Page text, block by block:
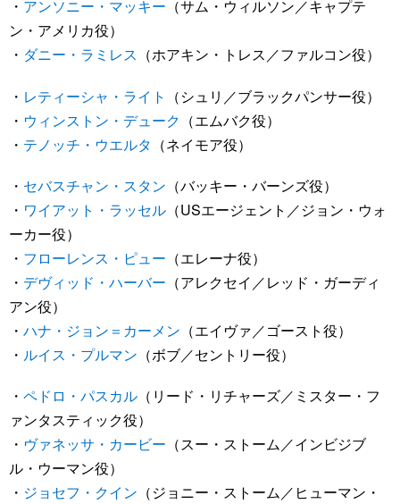
・ アンソニー・マッキー （サム・ウィルソン／キャプテ
ン・アメリカ役）
・ ダニー・ラミレス （ホアキン・トレス／ファルコン役）
・ レティーシャ・ライト
（シュリ／ブラックパンサー役）
・ ウィンストン・デューク （エムバク役）
・ テノッチ・ウエルタ （ネイモア役）
・ セバスチャン・スタン （バッキー・バーンズ役）
・ ワイアット・ラッセル （USエージェント／ジョン・ウォ
ーカー役）
・ フローレンス・ピュー （エレーナ役）
・ デヴィッド・ハーバー （アレクセイ／レッド・ガーディ
アン役）
・ ハナ・ジョン＝カーメン （エイヴァ／ゴースト役）
・ ルイス・プルマン （ボブ／セントリー役）
・ ペドロ・パスカル （リード・リチャーズ／ミスター・フ
ァンタスティック役）
・ ヴァネッサ・カービー （スー・ストーム／インビジブ
ル・ウーマン役）
・ ジョセフ・クイン （ジョニー・ストーム／ヒューマン・